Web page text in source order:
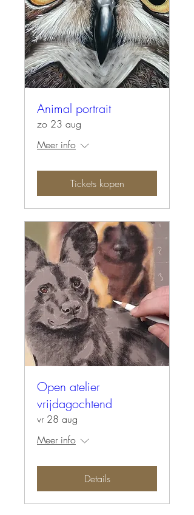
Animal portrait
zo 23 aug
Meer info
Tickets kopen
Open atelier
vrijdagochtend
vr 28 aug
Meer info
Details